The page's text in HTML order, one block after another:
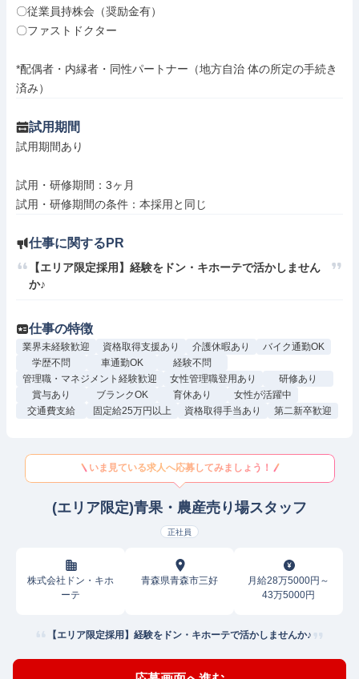
〇従業員持株会（奨励金有）
〇ファストドクター
*配偶者・内縁者・同性パートナー（地方自治 体の所定の手続き
済み）
試用期間
試用期間あり
試用・研修期間：3ヶ月
仕事に関するPR
【エリア限定採用】経験をドン・キホーテで活かしません
か♪
仕事の特徴
業界未経験歓迎 資格取得支援あり 介護休暇あり
バイク通勤OK
学歴不問
車通勤OK
経験不問
管理職・マネジメント経験歓迎
女性管理職登用あり
研修あり
賞与あり
ブランクOK 育休あり
女性が活躍中
交通費支給
固定給25万円以上 資格取得手当あり 第二新卒歓迎
いま見ている求人へ応募してみましょう！
(エリア限定)青果・農産売り場スタッフ
正社員
株式会社ドン・キホ
ーテ
青森県青森市三好
月給28万5000円～
43万5000円
【エリア限定採用】経験をドン・キホーテで活かしませんか♪